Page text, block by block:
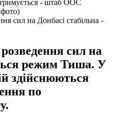
сил на Донбасі стабільна -
сил на
режим Тиша. У
здійснюються
по